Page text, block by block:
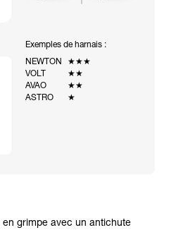
Exemples de harnais :
NEWTON
★★★
VOLT
★★
AVAO
★★
ASTRO
★
grimpe avec un antichute